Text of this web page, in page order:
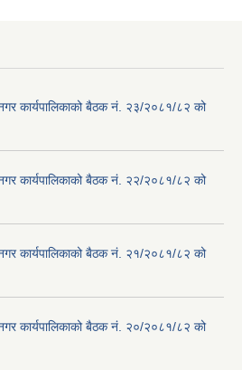
कार्यपालिकाको बैठक नं. २३/२०८१/८२ को
कार्यपालिकाको बैठक नं. २२/२०८१/८२ को
कार्यपालिकाको बैठक नं. २१/२०८१/८२ को
कार्यपालिकाको बैठक नं. २०/२०८१/८२ को